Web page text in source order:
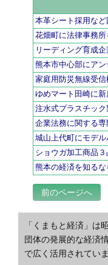
本革シート採用な
花畑町に法律事務
リーディング育成
熊本市中心部にア
家庭用防災無線受
ゆめマート田崎に
注水式プラスチッ
企業法務に関する
城山上代町にモデ
ショウガ加工商品
熊本の経済を知る
前のページへ
「くまもと経済」
団体の発展的な経済
で広く活用されていま